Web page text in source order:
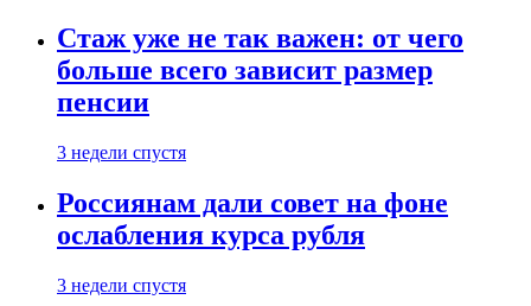
Стаж уже не так важен: от чего
больше всего зависит размер
пенсии
3 недели спустя
Россиянам дали совет на фоне
ослабления курса рубля
3 недели спустя